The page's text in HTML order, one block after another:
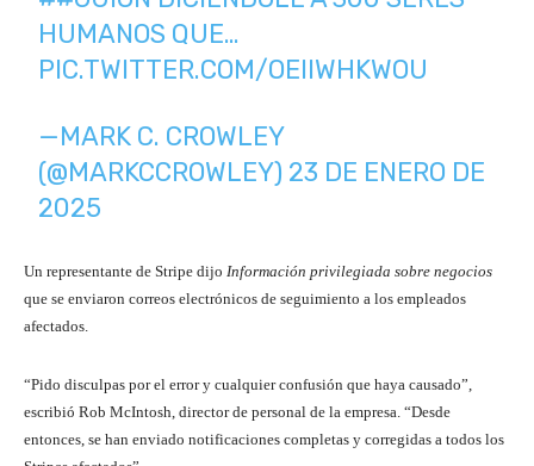
HUMANOS QUE…
PIC.TWITTER.COM/OEIIWHKWOU
—MARK C. CROWLEY
(@MARKCCROWLEY) 23 DE ENERO DE
2025
Un representante de Stripe dijo Información privilegiada sobre negocios
que se enviaron correos electrónicos de seguimiento a los empleados
afectados.
“Pido disculpas por el error y cualquier confusión que haya causado”,
escribió Rob McIntosh, director de personal de la empresa. “Desde
entonces, se han enviado notificaciones completas y corregidas a todos los